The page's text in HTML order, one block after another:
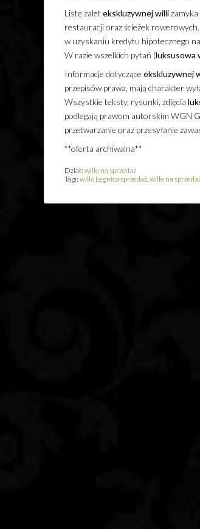
Listę zalet ekskluzywnej willizamyka
restauracji oraz ścieżek
w uzyskaniu kredytu hipotecznego
W razie wszelkich pytań (luksusowa
Informacje dotyczące ekskluzywnej
przepisów prawa, mają charakter
Wszystkie teksty, rysunki, zdjęcia
podlegają prawom autorskim WGN
przetwarzanie oraz przesyłanie
**oferta archiwalna**
Dział: wille na sprzedaż
Tagi: wille Legnica sprzedaż, wille na